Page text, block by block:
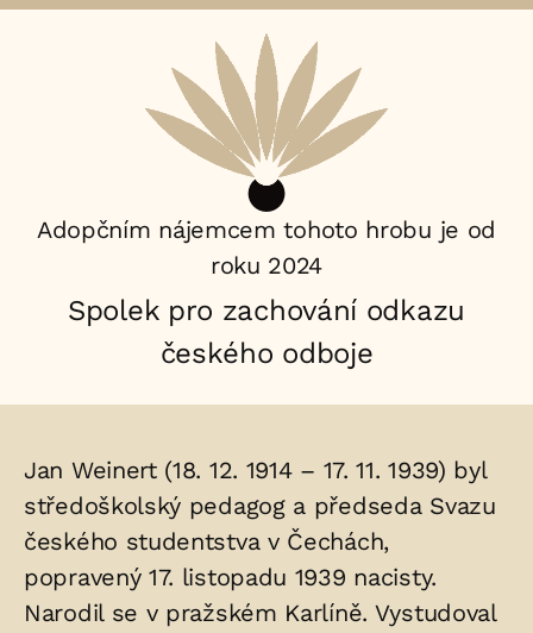
nájemce:
Adopčním nájemcem tohoto hrobu je od
roku 2024
Spolek pro zachování odkazu
českého odboje
Životopis
osoby/osob
uložených
v
hrobu:
Jan Weinert (18. 12. 1914 – 17. 11. 1939) byl
středoškolský pedagog a předseda Svazu
českého studentstva v Čechách,
popravený 17. listopadu 1939 nacisty.
Narodil se v pražském Karlíně. Vystudoval